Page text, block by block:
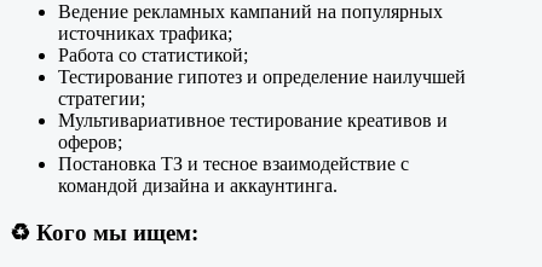
Ведение рекламных кампаний на популярных
источниках трафика;
Работа со статистикой;
Тестирование гипотез и определение наилучшей
стратегии;
Мультивариативное тестирование креативов и
оферов;
Постановка ТЗ и тесное взаимодействие с
командой дизайна и аккаунтинга.
♻️ Кого мы ищем: